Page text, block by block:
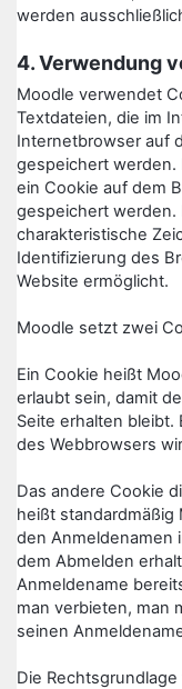
werden
4. Verwendung
Moodle verwendet
Textdateien, die im
Internetbrowser auf
gespeichert werden.
ein Cookie auf dem
gespeichert werden.
charakteristische
Identifizierung des
Website ermöglicht.
Moodle setzt zwei
Ein Cookie heißt
erlaubt sein, damit
Seite erhalten bleibt.
des Webbrowsers
Das andere Cookie
heißt standardmäßig
den Anmeldenamen
dem Abmelden
Anmeldename
man verbieten, man
seinen
Die